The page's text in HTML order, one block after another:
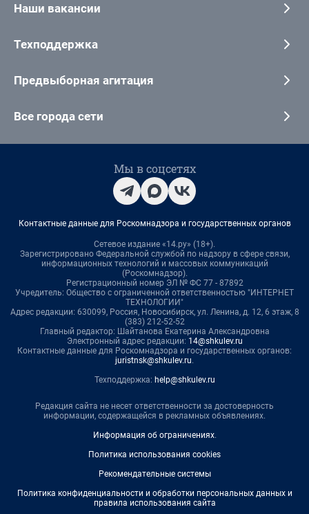
Наши вакансии
Техподдержка
Предвыборная агитация
Все города сети
Мы в соцсетях
Контактные данные для Роскомнадзора и государственных органов
Сетевое издание «14.ру» (18+).
Зарегистрировано Федеральной службой по надзору в сфере связи,
информационных технологий и массовых коммуникаций
(Роскомнадзор).
Регистрационный номер ЭЛ № ФС 77 - 87892
Учредитель: Общество с ограниченной ответственностью "ИНТЕРНЕТ
ТЕХНОЛОГИИ"
Адрес редакции: 630099, Россия, Новосибирск, ул. Ленина, д. 12, 6 этаж, 8
(383) 212-52-52
Главный редактор: Шайтанова Екатерина Александровна
Электронный адрес редакции: 14@shkulev.ru
Контактные данные для Роскомнадзора и государственных органов:
juristnsk@shkulev.ru.
Техподдержка: help@shkulev.ru
Редакция сайта не несет ответственности за достоверность
информации, содержащейся в рекламных объявлениях.
Информация об ограничениях.
Политика использования cookies
Рекомендательные системы
Политика конфиденциальности и обработки персональных данных и
правила использования сайта